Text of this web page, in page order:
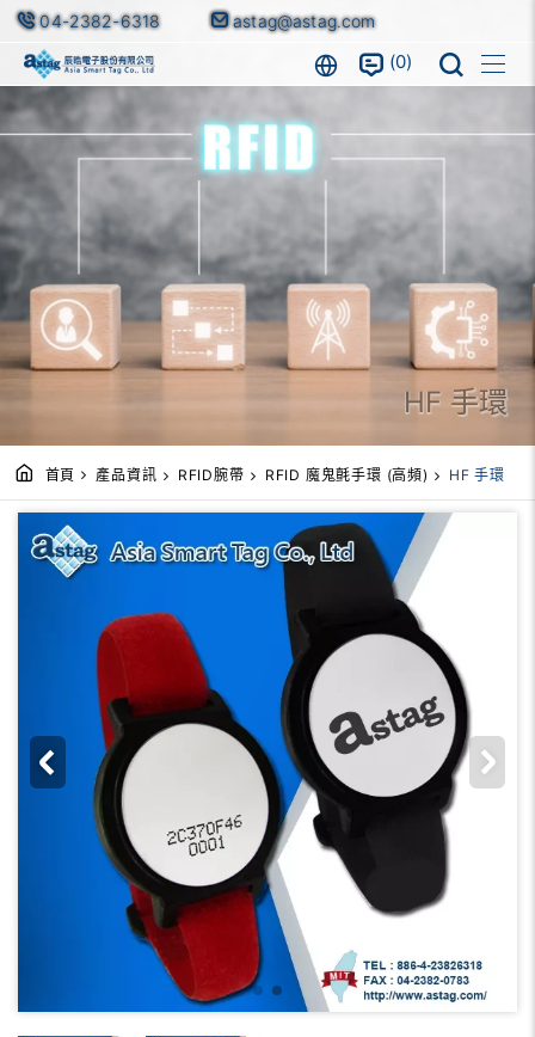
04-2382-6318 astag@astag.com
0
HF 手環
首頁 產品資訊 RFID腕帶 RFID 魔鬼氈手環 (高頻) HF 手環